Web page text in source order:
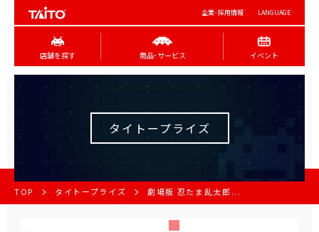
企業･採用情報 LANGUAGE
店舗を探す 商品･サービス イベント
タイトープライズ
TOP タイトープライズ 劇場版 忍たま乱太郎...